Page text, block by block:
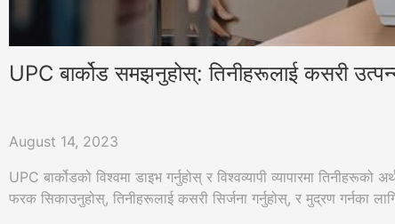
UPC बार्कोड समझनुहोस्: तिनीहरूलाई कसरी
August 14, 2023
UPC बार्कोडको विश्वमा डाइभ गर्नुहोस् र विश्वव्यापी व्यापारमा
फरक सिकाउनुहोस्, तिनीहरूलाई कसरी सिर्जना गर्नुहोस्, र मुद्रण गर्नका